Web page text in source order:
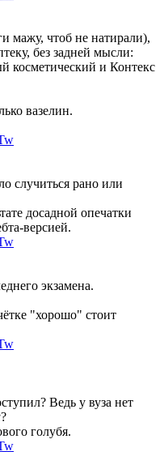
мажу, чтоб не натирали),
без задней мысли:
косметический и Контекс
вазелин.
случиться рано или
досадной опечатки
версией.
экзамена.
"хорошо" стоит
Ведь у вуза нет
голубя.